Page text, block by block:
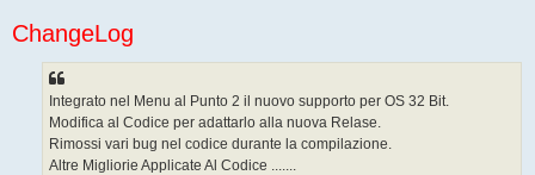
i
o
ChangeLog
Integrato nel Menu al Punto 2 il nuovo supporto per OS 32 Bit.
Modifica al Codice per adattarlo alla nuova Relase.
Rimossi vari bug nel codice durante la compilazione.
Altre Migliorie Applicate Al Codice .......